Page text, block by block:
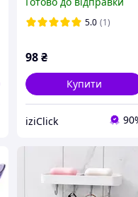
5.0 (1)
98₴
Купити
iziClick